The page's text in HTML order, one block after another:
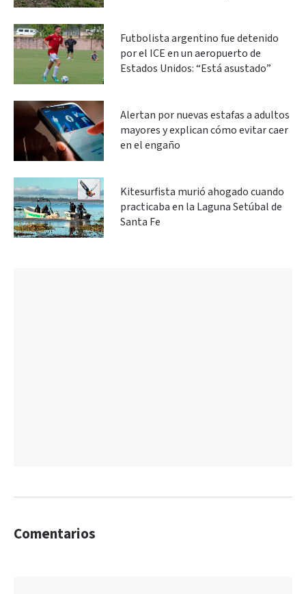
Futbolista argentino fue detenido
por el ICE en un aeropuerto de
Estados Unidos: “Está asustado”
Alertan por nuevas estafas a adultos
mayores y explican cómo evitar caer
en el engaño
Kitesurfista murió ahogado cuando
practicaba en la Laguna Setúbal de
Santa Fe
Comentarios